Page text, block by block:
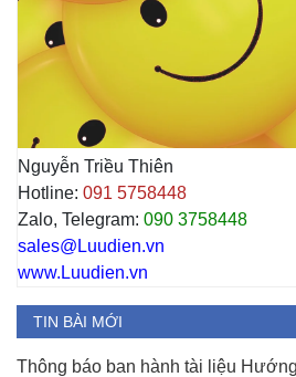
Nguyễn Triều Thiên
Hotline: 091 5758448
Zalo, Telegram: 090 3758448
sales@Luudien.vn
www.Luudien.vn
TIN BÀI MỚI
Thông báo ban hành tài liệu